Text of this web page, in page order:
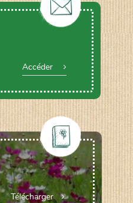
Accéder
Télécharger